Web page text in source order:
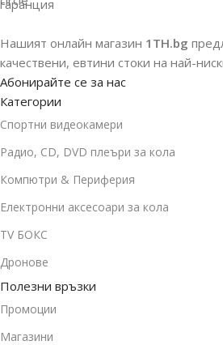
гаранция
Нашият онлайн магазин 1TH.bg
качествени, евтини стоки на най-
Абонирайте се за нас
Категории
Спортни видеокамери
Радио, CD, DVD плеъри за кола
Компютри & Периферия
Електронни аксесоари за кола
TV БОКС
Дронове
Полезни връзки
Промоции
Магазини